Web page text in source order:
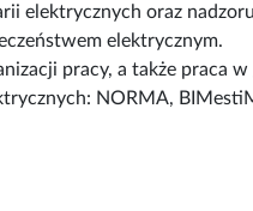
elektrycznych oraz
elektrycznym.
pracy, a także praca w
NORMA,